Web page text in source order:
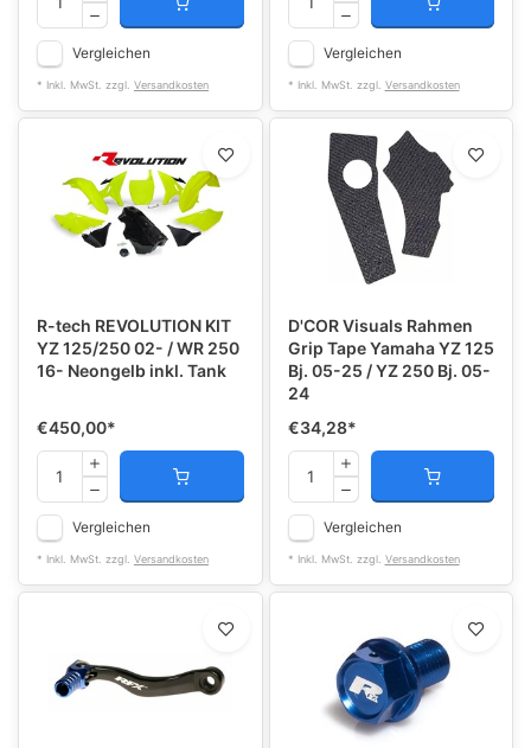
Vergleichen
* Inkl. MwSt. zzgl. Versandkosten
Vergleichen
* Inkl. MwSt. zzgl. Versandkosten
R-tech REVOLUTION KIT
YZ 125/250 02- / WR 250
16- Neongelb inkl. Tank
€450,00*
Vergleichen
* Inkl. MwSt. zzgl. Versandkosten
D'COR Visuals Rahmen
Grip Tape Yamaha YZ 125
Bj. 05-25 / YZ 250 Bj. 05-
24
€34,28*
Vergleichen
* Inkl. MwSt. zzgl. Versandkosten